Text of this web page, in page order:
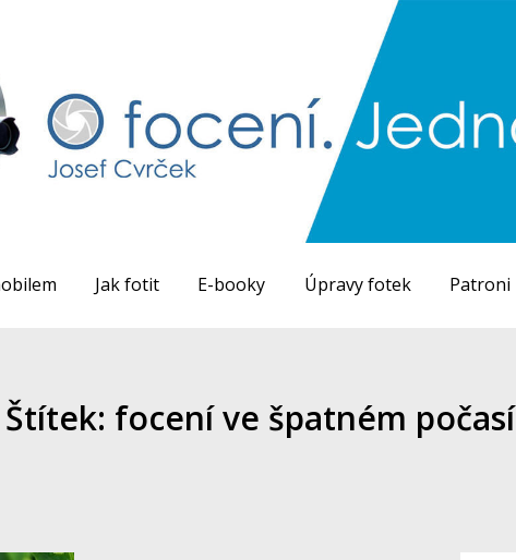
Jak fotit E-booky Úpravy fotek Patroni
Štítek: focení ve špatném počasí